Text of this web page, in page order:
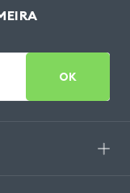
OK